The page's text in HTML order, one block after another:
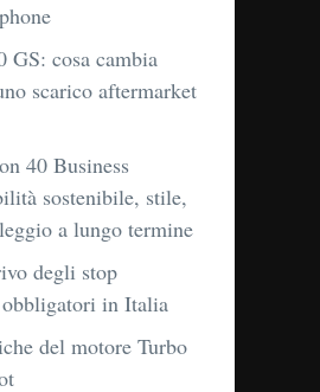
GS: cosa cambia
scarico aftermarket
40 Business
sostenibile, stile,
a lungo termine
degli stop
in Italia
del motore Turbo